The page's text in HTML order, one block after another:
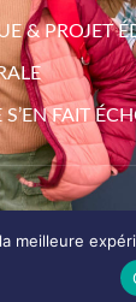
& PROJET
S’EN FAIT
meilleure